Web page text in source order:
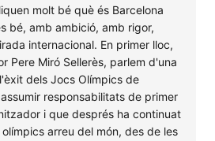
molt bé què és Barcelona
bé, amb ambició, amb rigor,
internacional. En primer lloc,
Pere Miró Sellerès, parlem d'una
dels Jocs Olímpics de
responsabilitats de primer
i que després ha continuat
arreu del món, des de les